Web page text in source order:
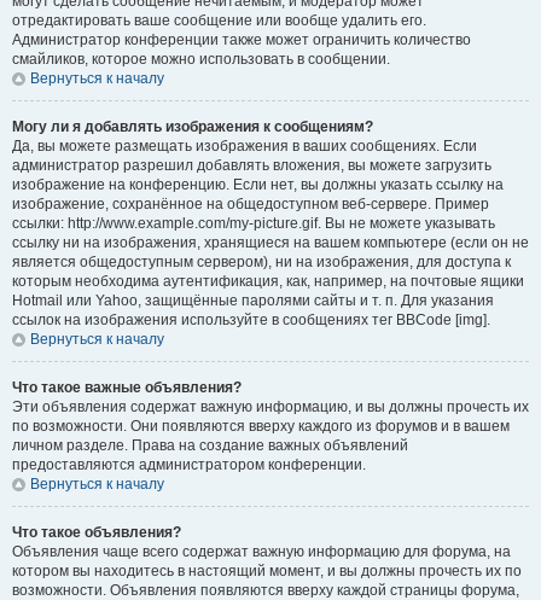
отредактировать ваше сообщение или вообще удалить его.
Администратор конференции также может ограничить количество
смайликов, которое можно использовать в сообщении.
Вернуться к началу
Могу ли я добавлять изображения к сообщениям?
Да, вы можете размещать изображения в ваших сообщениях. Если
администратор разрешил добавлять вложения, вы можете загрузить
изображение на конференцию. Если нет, вы должны указать ссылку на
изображение, сохранённое на общедоступном веб-сервере. Пример
ссылки: http://www.example.com/my-picture.gif. Вы не можете указывать
ссылку ни на изображения, хранящиеся на вашем компьютере (если он не
является общедоступным сервером), ни на изображения, для доступа к
которым необходима аутентификация, как, например, на почтовые ящики
Hotmail или Yahoo, защищённые паролями сайты и т. п. Для указания
ссылок на изображения используйте в сообщениях тег BBCode [img].
Вернуться к началу
Что такое важные объявления?
Эти объявления содержат важную информацию, и вы должны прочесть их
по возможности. Они появляются вверху каждого из форумов и в вашем
личном разделе. Права на создание важных объявлений
предоставляются администратором конференции.
Вернуться к началу
Что такое объявления?
Объявления чаще всего содержат важную информацию для форума, на
котором вы находитесь в настоящий момент, и вы должны прочесть их по
возможности. Объявления появляются вверху каждой страницы форума,